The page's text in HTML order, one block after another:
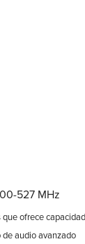
527 MHz
ofrece
audio avanzado